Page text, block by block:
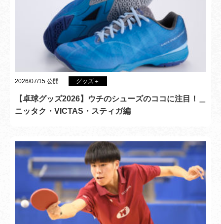
2026/07/15 公開 グッズ＋
【卓球グッズ2026】ウチのシューズのココに注目！＿
ニッタク・VICTAS・スティガ編